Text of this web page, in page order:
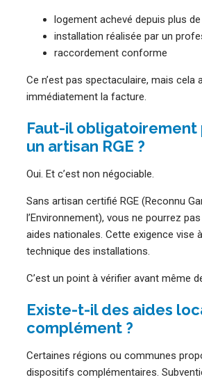
logement achevé depuis plus
installation réalisée par un
raccordement conforme
Ce n’est pas spectaculaire, mais cela
immédiatement la facture.
Faut-il obligatoirement
un artisan RGE ?
Oui. Et c’est non négociable.
Sans artisan certifié RGE (Reconnu
l’Environnement), vous ne pourrez
aides nationales. Cette exigence vise
technique des installations.
C’est un point à vérifier avant même
Existe-t-il des aides
complément ?
Certaines régions ou communes
dispositifs complémentaires.